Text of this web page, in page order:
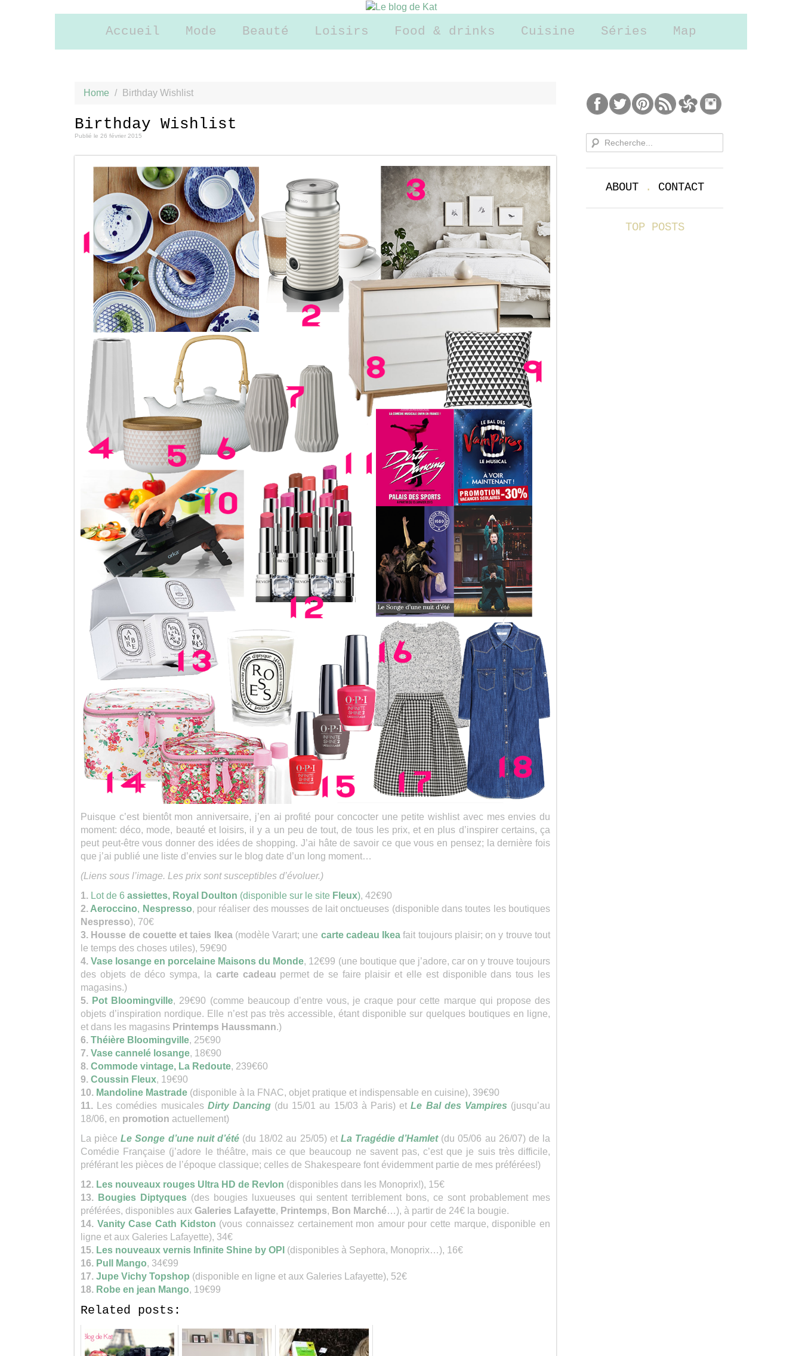
Accueil Mode Beauté Loisirs Food & drinks Cuisine Séries Map
Home / Birthday Wishlist
Birthday Wishlist
Publié le 26 février 2015
Puisque c’est bientôt mon anniversaire, j’en ai profité pour concocter une petite wishlist avec mes envies du
moment: déco, mode, beauté et loisirs, il y a un peu de tout, de tous les prix, et en plus d’inspirer certains, ça
peut peut-être vous donner des idées de shopping. J’ai hâte de savoir ce que vous en pensez; la dernière fois
que j’ai publié une liste d’envies sur le blog date d’un long moment…
(Liens sous l’image. Les prix sont susceptibles d’évoluer.)
1. Lot de 6 assiettes, Royal Doulton (disponible sur le site Fleux), 42€90
2. Aeroccino, Nespresso, pour réaliser des mousses de lait onctueuses (disponible dans toutes les boutiques
Nespresso), 70€
3. Housse de couette et taies Ikea (modèle Varart; une carte cadeau Ikea fait toujours plaisir; on y trouve tout
le temps des choses utiles), 59€90
4.Vase losange en porcelaine Maisons du Monde, 12€99 (une boutique que j’adore, car on y trouve toujours
des objets de déco sympa, la carte cadeau permet de se faire plaisir et elle est disponible dans tous les
magasins.)
5. Pot Bloomingville, 29€90 (comme beaucoup d’entre vous, je craque pour cette marque qui propose des
objets d’inspiration nordique. Elle n’est pas très accessible, étant disponible sur quelques boutiques en ligne,
et dans les magasins Printemps Haussmann.)
6. Théière Bloomingville, 25€90
7. Vase cannelé losange, 18€90
8. Commode vintage, La Redoute, 239€60
9. Coussin Fleux, 19€90
10. Mandoline Mastrade (disponible à la FNAC, objet pratique et indispensable en cuisine), 39€90
11.
Les comédies musicales Dirty Dancing (du 15/01 au 15/03 à Paris) etLe Bal des Vampires (jusqu’au
18/06, en promotion actuellement)
La pièceLe Songe d’une nuit d’été (du 18/02 au 25/05) et La Tragédie d’Hamlet (du 05/06 au 26/07) de la
Comédie Française (j’adore le théâtre, mais ce que beaucoup ne savent pas, c’est que je suis très difficile,
préférant les pièces de l’époque classique; celles de Shakespeare font évidemment partie de mes préférées!)
12. Les nouveaux rouges Ultra HD de Revlon (disponibles dans les Monoprix!), 15€
13. Bougies Diptyques (des bougies luxueuses qui sentent terriblement bons, ce sont probablement mes
préférées, disponibles aux Galeries Lafayette, Printemps, Bon Marché…), à partir de 24€ la bougie.
14. Vanity Case Cath Kidston (vous connaissez certainement mon amour pour cette marque, disponible en
ligne et aux Galeries Lafayette), 34€
15. Les nouveaux vernis Infinite Shine by OPI (disponibles à Sephora, Monoprix…), 16€
16. Pull Mango, 34€99
17. Jupe Vichy Topshop (disponible en ligne et aux Galeries Lafayette), 52€
18. Robe en jean Mango, 19€99
Related posts:
ABOUT. CONTACT
TOP POSTS